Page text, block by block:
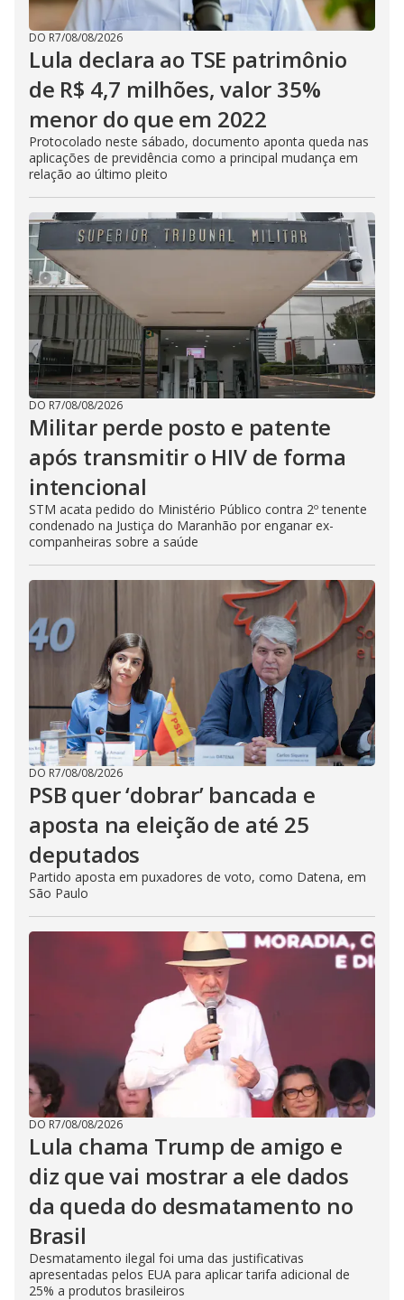
DO R7/08/08/2026
Lula declara ao TSE patrimônio
de R$ 4,7 milhões, valor 35%
menor do que em 2022
Protocolado neste sábado, documento aponta queda nas
aplicações de previdência como a principal mudança em
relação ao último pleito
DO R7/08/08/2026
Militar perde posto e patente
após transmitir o HIV de forma
intencional
STM acata pedido do Ministério Público contra 2º tenente
condenado na Justiça do Maranhão por enganar ex-
companheiras sobre a saúde
DO R7/08/08/2026
PSB quer ‘dobrar’ bancada e
aposta na eleição de até 25
deputados
Partido aposta em puxadores de voto, como Datena, em
São Paulo
DO R7/08/08/2026
Lula chama Trump de amigo e
diz que vai mostrar a ele dados
da queda do desmatamento no
Brasil
Desmatamento ilegal foi uma das justificativas
apresentadas pelos EUA para aplicar tarifa adicional de
25% a produtos brasileiros